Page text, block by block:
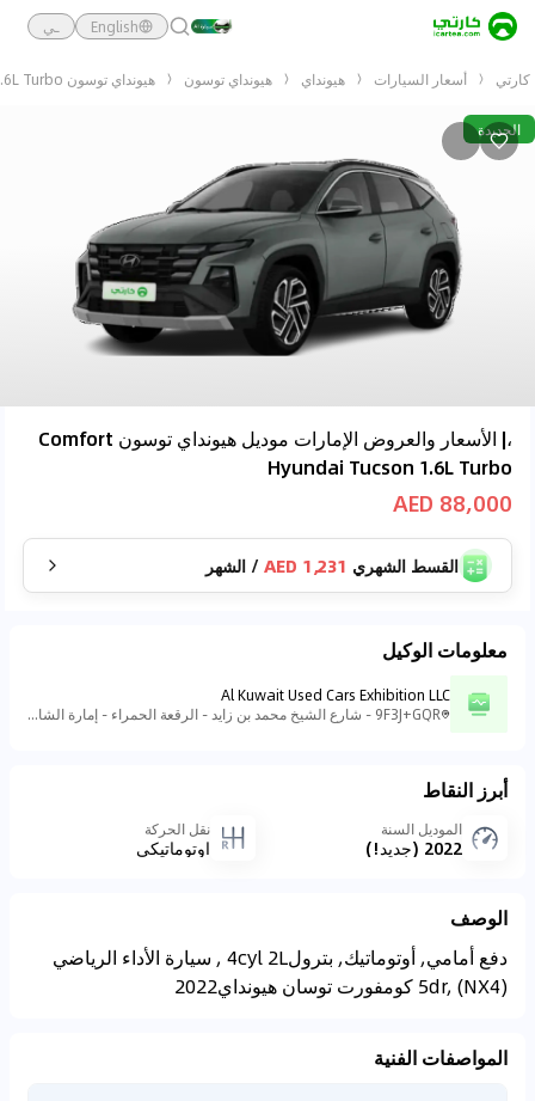
English ـي
كارتي أسعار السيارات هيونداي هيونداي توسون هيونداي توسون Comfort Hyundai Tucson 1.6L Turbo
الجديدة
،| الأسعار والعروض الإمارات موديل هيونداي توسون Comfort
Hyundai Tucson 1.6L Turbo
88,000 AED
القسط الشهري 1,231 AED
/ الشهر
معلومات الوكيل
Al Kuwait Used Cars Exhibition LLC
9F3J+GQR - شارع الشيخ محمد بن زايد - الرقعة الحمراء - إمارة الشارقةّ - الإمارات العربية المتحدة
أبرز النقاط
الموديل السنة
2022 (جديد!)
نقل الحركة
اوتوماتيكي
الوصف
5dr, (NX4) ‏كومفورت‎ ‏توسان‎ ‏هيونداي‎ ‎2022‏
المواصفات الفنية